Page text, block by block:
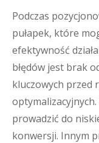
Podczas
pułapek, które
efektywność
błędów jest brak
kluczowych przed
prowadzić do
konwersji. Innym